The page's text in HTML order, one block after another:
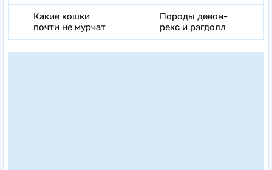
Какие кошки
почти не мурчат
Породы девон-
рекс и рэгдолл